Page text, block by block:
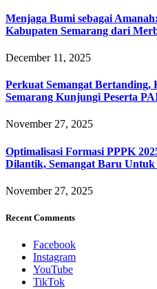
Menjaga Bumi sebagai
Kabupaten Semarang dari
December 11, 2025
Perkuat Semangat Bertanding,
Semarang Kunjungi Peserta
November 27, 2025
Optimalisasi Formasi PPPK
Dilantik, Semangat Baru
November 27, 2025
Recent Comments
Facebook
Instagram
YouTube
TikTok